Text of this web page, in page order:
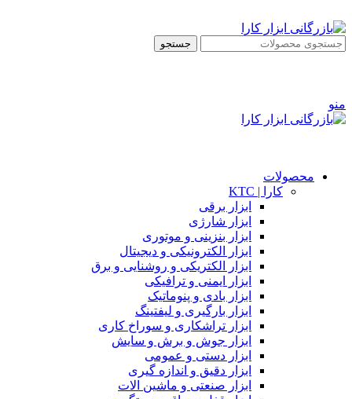
جستجو
منو
محصولات
کارا | KTC
ابزار برقی
ابزار شارژی
ابزار بنزینی و موتوری
ابزار الکترونیکی و دیجیتال
ابزار الکتریکی و روشنایی و برق
ابزار ایمنی و ترافیکی
ابزار بادی و پنوماتیک
ابزار بارگیری و لیفتینگ
ابزار تراشکاری و سوراخ کاری
ابزار جوش و برش و سایش
ابزار دستی و عمومی
ابزار دقیق و اندازه گیری
ابزار صنعتی و ماشین الات